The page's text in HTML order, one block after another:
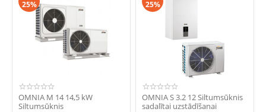
25%
OMNIA M 14 14,5 kW
Siltumsūknis
25%
OMNIA S 3.2 12 Siltumsūknis
sadalītai uzstādīšanai